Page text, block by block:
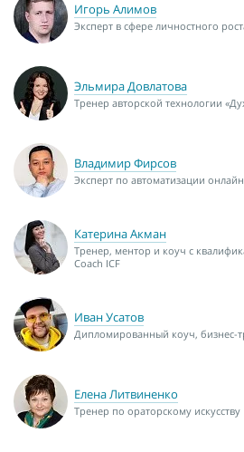
Игорь Алимов
Эксперт в сфере личностного
Эльмира Довлатова
Тренер авторской технологии
Владимир Фирсов
Эксперт по автоматизации
Катерина Акман
Тренер, ментор и коуч с
Coach ICF
Иван Усатов
Дипломированный коуч, бизнес-
Елена Литвиненко
Тренер по ораторскому искусству